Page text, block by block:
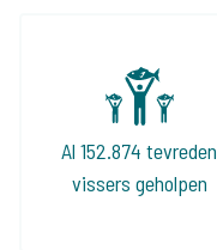
Al 152.874 tevreden
vissers geholpen